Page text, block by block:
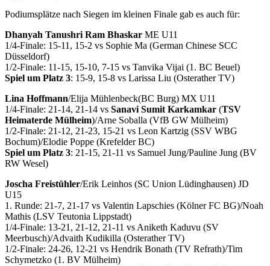
Podiumsplätze nach Siegen im kleinen Finale gab es auch für:
Dhanyah Tanushri Ram Bhaskar ME U11
1/4-Finale: 15-11, 15-2 vs Sophie Ma (German Chinese SCC
Düsseldorf)
1/2-Finale: 11-15, 15-10, 7-15 vs Tanvika Vijai (1. BC Beuel)
Spiel um Platz 3: 15-9, 15-8 vs Larissa Liu (Osterather TV)
Lina Hoffmann/Elija Mühlenbeck(BC Burg) MX U11
1/4-Finale: 21-14, 21-14 vs Sanavi Sumit Karkamkar (TSV
Heimaterde Mülheim)/Arne Soballa (VfB GW Mülheim)
1/2-Finale: 21-12, 21-23, 15-21 vs Leon Kartzig (SSV WBG
Bochum)/Elodie Poppe (Krefelder BC)
Spiel um Platz 3: 21-15, 21-11 vs Samuel Jung/Pauline Jung (BV
RW Wesel)
Joscha Freistühler/Erik Leinhos (SC Union Lüdinghausen) JD
U15
1. Runde: 21-7, 21-17 vs Valentin Lapschies (Kölner FC BG)/Noah
Mathis (LSV Teutonia Lippstadt)
1/4-Finale: 13-21, 21-12, 21-11 vs Aniketh Kaduvu (SV
Meerbusch)/Advaith Kudikilla (Osterather TV)
1/2-Finale: 24-26, 12-21 vs Hendrik Bonath (TV Refrath)/Tim
Schymetzko (1. BV Mülheim)